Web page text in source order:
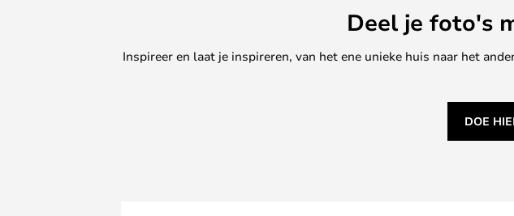
Deel je foto's
Inspireer en laat je inspireren, van het ene unieke huis naar het
DOE